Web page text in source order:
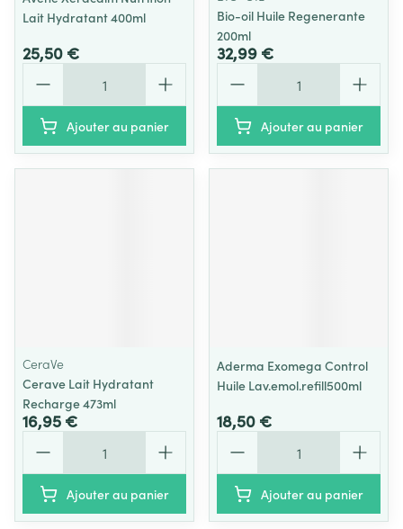
Lait Hydratant 400ml
25,50 €
Ajouter au panier
Bio-oil Huile Regenerante
200ml
32,99 €
Ajouter au panier
CeraVe
Cerave Lait Hydratant
Recharge 473ml
16,95 €
Ajouter au panier
Aderma Exomega Control
Huile Lav.emol.refill500ml
18,50 €
Ajouter au panier